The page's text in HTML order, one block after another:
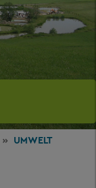
UMWELT